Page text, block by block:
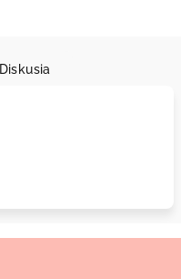
Diskusia